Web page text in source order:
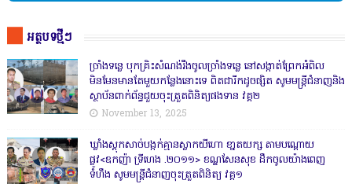
អត្ថបទថ្មីៗ
ច្រាំងទន្លេ បុកគ្រិះសំណង់រឹងចូលច្រាំងទន្លេ នៅសង្កាត់ព្រែកអំពិល
មិនមែនមានតែមួយកន្លែងនោះទេ ពិតជារីកដូចផ្សិត សូមមន្ត្រីជំនាញនិង
ស្ថាប័នពាក់ព័ន្ធជួយចុះត្រួតពិនិត្យផងទាន វគ្គ២
November 13, 2025
ឃ្លាំងស្តុកសាច់បង្កក់គ្មានស្លាកយីហោ ខា្នតយក្ស តាមបណ្តោយ
ផ្លូវ<ឧកញ៉ា ទ្រីហេង .២០១១> ខណ្ឌសែនសុខ ដឹកចូលយ៉ាងពេញ
ទំហឹង សូមមន្ត្រីជំនាញចុះត្រួតពិនិត្យ វគ្គ១